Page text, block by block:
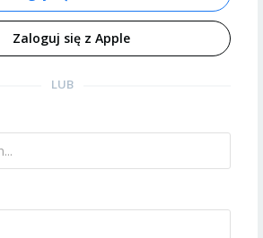
Zaloguj się z Apple
LUB